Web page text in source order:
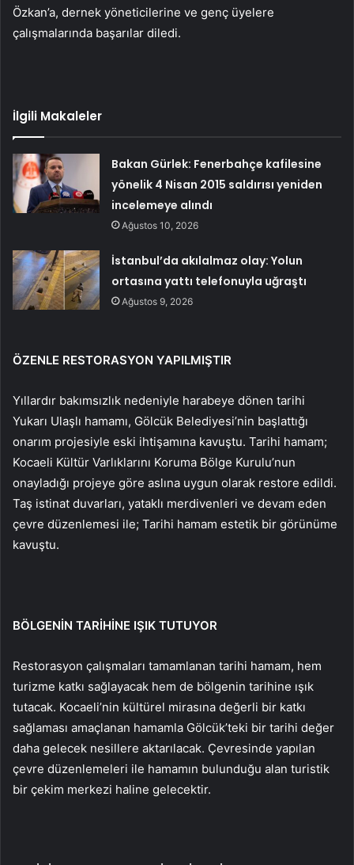
Özkan’a, dernek yöneticilerine ve genç üyelere
çalışmalarında başarılar diledi.
İlgili Makaleler
Bakan Gürlek: Fenerbahçe kafilesine
yönelik 4 Nisan 2015 saldırısı yeniden
incelemeye alındı
Ağustos 10, 2026
İstanbul’da akılalmaz olay: Yolun
ortasına yattı telefonuyla uğraştı
Ağustos 9, 2026
ÖZENLE RESTORASYON YAPILMIŞTIR
Yıllardır bakımsızlık nedeniyle harabeye dönen tarihi
Yukarı Ulaşlı hamamı, Gölcük Belediyesi’nin başlattığı
onarım projesiyle eski ihtişamına kavuştu. Tarihi hamam;
Kocaeli Kültür Varlıklarını Koruma Bölge Kurulu’nun
onayladığı projeye göre aslına uygun olarak restore edildi.
Taş istinat duvarları, yataklı merdivenleri ve devam eden
çevre düzenlemesi ile; Tarihi hamam estetik bir görünüme
kavuştu.
BÖLGENİN TARİHİNE IŞIK TUTUYOR
Restorasyon çalışmaları tamamlanan tarihi hamam, hem
turizme katkı sağlayacak hem de bölgenin tarihine ışık
tutacak. Kocaeli’nin kültürel mirasına değerli bir katkı
sağlaması amaçlanan hamamla Gölcük’teki bir tarihi değer
daha gelecek nesillere aktarılacak. Çevresinde yapılan
çevre düzenlemeleri ile hamamın bulunduğu alan turistik
bir çekim merkezi haline gelecektir.